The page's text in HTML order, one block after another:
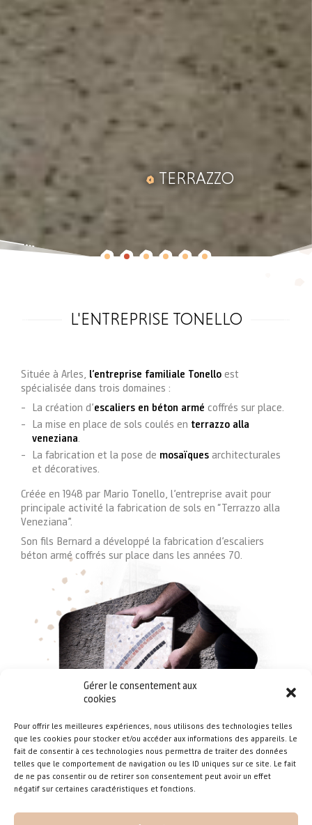
Gérer le consentement aux
cookies
Pour offrir les meilleures expériences, nous utilisons des technologies telles
que les cookies pour stocker et/ou accéder aux informations des appareils. Le
fait de consentir à ces technologies nous permettra de traiter des données
telles que le comportement de navigation ou les ID uniques sur ce site. Le fait
de ne pas consentir ou de retirer son consentement peut avoir un effet
négatif sur certaines caractéristiques et fonctions.
TERRAZZO
L'ENTREPRISE TONELLO
Située à Arles, l’entreprise familiale Tonello est
spécialisée dans trois domaines :
La création d’escaliers en béton armé coffrés sur place.
La mise en place de sols coulés en terrazzo alla
veneziana
La fabrication et la pose de mosaïques architecturales
et décoratives.
Créée en 1948 par Mario Tonello, l’entreprise avait pour
principale activité la fabrication de sols en “Terrazzo alla
Veneziana”.
Son fils Bernard a développé la fabrication d’escaliers
béton armé coffrés sur place dans les années 70.
Aujourd’hui, ce sont ses deux fils, Jérôme et Nicolas, qui